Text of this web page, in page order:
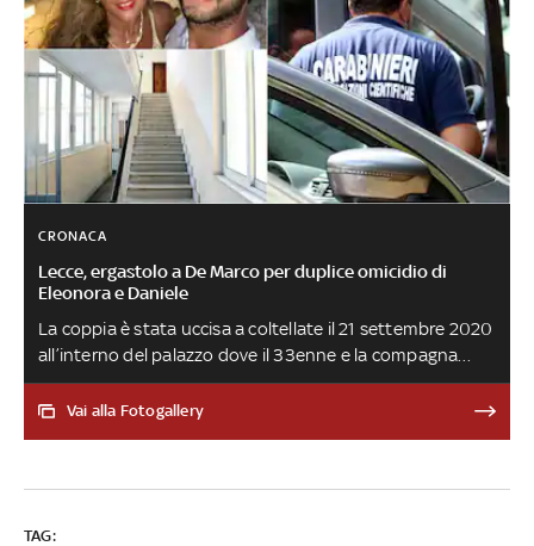
CRONACA
Lecce, ergastolo a De Marco per duplice omicidio di
Eleonora e Daniele
La coppia è stata uccisa a coltellate il 21 settembre 2020
all’interno del palazzo dove il 33enne e la compagna
30enne convivevano da poco. Una settimana dopo per
l'assassinio è stato fermato l'ex coinquilino delle vittime,
sentenza potrà mai colmare il vuoto che ha lasciato', ha
Vai alla Fotogallery
TAG: